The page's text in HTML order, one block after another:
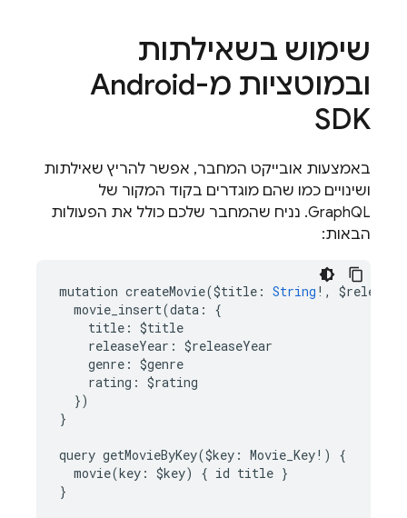
שימוש בשאילתות
ובמוטציות מ-Android
SDK
באמצעות אובייקט המחבר, אפשר להריץ שאילתות
ושינויים כמו שהם מוגדרים בקוד המקור של
GraphQL. נניח שהמחבר שלכם כולל את הפעולות
הבאות:
mutation createMovie($title : String ! , $
movie_insert(data :
{
title : $title
releaseYear : $releaseYear
genre : $genre
rating : $rating
})
}
query getMovieByKey($key : Movie_Key! )
{
movie(key : $key) { id title }
}